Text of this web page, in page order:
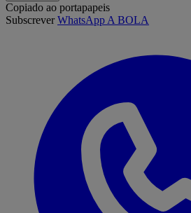
Copiado ao portapapeis
SubscreverWhatsApp A BOLA